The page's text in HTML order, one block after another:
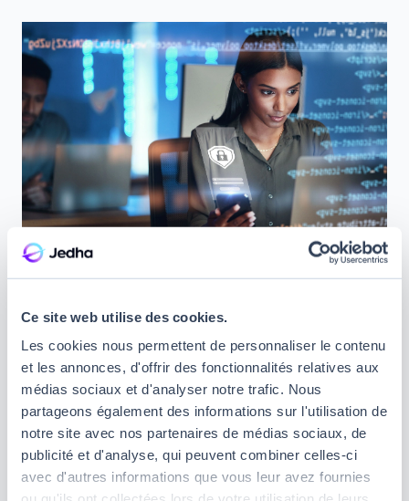
Ce site web utilise des cookies.
Les cookies nous permettent de personnaliser le contenu
et les annonces, d'offrir des fonctionnalités relatives aux
médias sociaux et d'analyser notre trafic. Nous
partageons également des informations sur l'utilisation de
notre site avec nos partenaires de médias sociaux, de
publicité et d'analyse, qui peuvent combiner celles-ci
avec d'autres informations que vous leur avez fournies
métier freelance qui rapporte
Lechef de projet digital freelanceest le chef
d’orchestre qui s’assure de la bonne collaboration
des différentes parties prenantes à un projet
numérique. En plus de cela, il veille également au
respect du budget et des délais. Exercer ce métier
en freelance est très intéressant, car en plus des